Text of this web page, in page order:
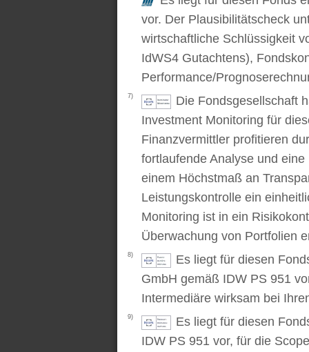
vor. Der Plausibilitätscheck
wirtschaftliche Schlüssigkeit
IdWS4 Gutachtens),
Performance/
7)
Die Fondsgesellschaft
Investment Monitoring für
Finanzvermittler profitieren
fortlaufende Analyse und
einem Höchstmaß an
Leistungskontrolle ein
Monitoring ist in ein
Überwachung von Portfolien
8)
Es liegt für diesen
GmbH gemäß IDW PS 951
Intermediäre wirksam bei
9)
Es liegt für diesen
IDW PS 951 vor, für die